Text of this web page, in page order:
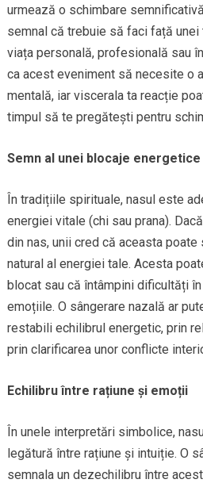
urmează o schimbare
semnal că trebuie să faci față
viața personală, profesională sau
ca acest eveniment să necesite o
mentală, iar viscerala ta reacție
timpul să te pregătești pentru
Semn al unei blocaje energetice
În tradițiile spirituale, nasul este
energiei vitale (chi sau prana).
din nas, unii cred că aceasta poate
natural al energiei tale. Acesta
blocat sau că întâmpini dificultăți
emoțiile. O sângerare nazală ar
restabili echilibrul energetic, prin
prin clarificarea unor conflicte
Echilibru între rațiune și emoții
În unele interpretări simbolice,
legătură între rațiune și intuiție. O
semnala un dezechilibru între